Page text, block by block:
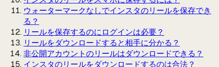
ウォーターマークなしでインスタのリールを保存でき
る？
リールを保存するのにログインは必要？
リールをダウンロードすると相手に分かる？
非公開アカウントのリールはダウンロードできる？
インスタのリールをダウンロードするのは合法？